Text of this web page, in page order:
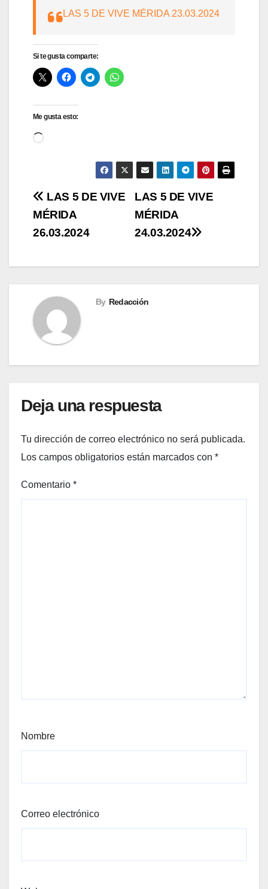
LAS 5 DE VIVE MÉRIDA 23.03.2024
Si te gusta comparte:
Me gusta esto:
Cargando...
Navegación
de
LAS 5 DE VIVE
MÉRIDA
24.03.2024
LAS 5 DE VIVE
MÉRIDA
26.03.2024
By Redacción
Deja una respuesta
Tu dirección de correo electrónico no será publicada.
Los campos obligatorios están marcados con *
Comentario *
Nombre
Correo electrónico